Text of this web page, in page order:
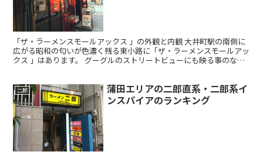
「ザ・ラーメンスモールアックス 」の外観と内観 大井町駅の南側に
広がる昭和の匂いが色濃く残る東小路に「ザ・ラーメンスモールアッ
クス 」はあります。 グーグルのストリートビューにも映る事のない
二郎
蒲田エリアの二郎直系・二郎系イ
ンスパイアのランキング